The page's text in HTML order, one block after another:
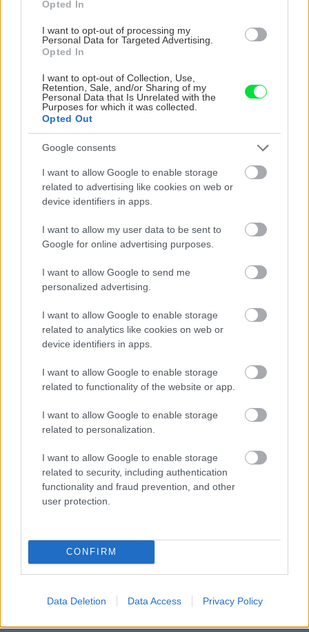
Opted In
I want to opt-out of processing my
Personal Data for Targeted Advertising.
Opted In
I want to opt-out of Collection, Use,
Retention, Sale, and/or Sharing of my
Personal Data that Is Unrelated with the
Purposes for which it was collected.
Opted Out
Google consents
I want to allow Google to enable storage
related to advertising like cookies on web or
device identifiers in apps.
I want to allow my user data to be sent to
Google for online advertising purposes.
I want to allow Google to send me
personalized advertising.
I want to allow Google to enable storage
related to analytics like cookies on web or
device identifiers in apps.
I want to allow Google to enable storage
related to functionality of the website or app.
I want to allow Google to enable storage
related to personalization.
I want to allow Google to enable storage
related to security, including authentication
functionality and fraud prevention, and other
user protection.
CONFIRM
Data Deletion Data Access Privacy Policy
Izbové rastliny
izbové rastliny
Lyžiarska dedina v
Saudskej Arábii? Prestížne
spájajú sily v odvážnom
projekte
Rekonštrukcia bývalého
internátu Hviezda rušila
hluk z Kukurice prichádzali
Dušou bytu je drevený
modul. Čo všetko doň
KOMENTÁRE Pridať komentár